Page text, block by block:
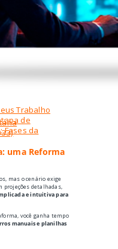
Trabalho
de
Fases da
uma Reforma
mas o cenário exige
projeções detalhadas,
e intuitiva para
você ganha tempo
manuais e planilhas